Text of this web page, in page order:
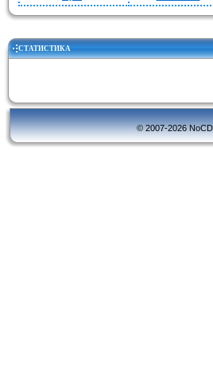
СТАТИСТИКА
© 2007-2026